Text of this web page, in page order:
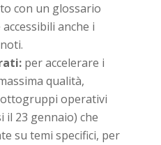
con un glossario
anche i
per accelerare i
qualità,
operativi
il 23 gennaio) che
su temi specifici, per